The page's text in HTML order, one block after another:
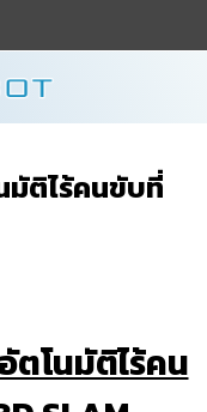
ติไร้คนขับที่
ตโนมัติไร้คน